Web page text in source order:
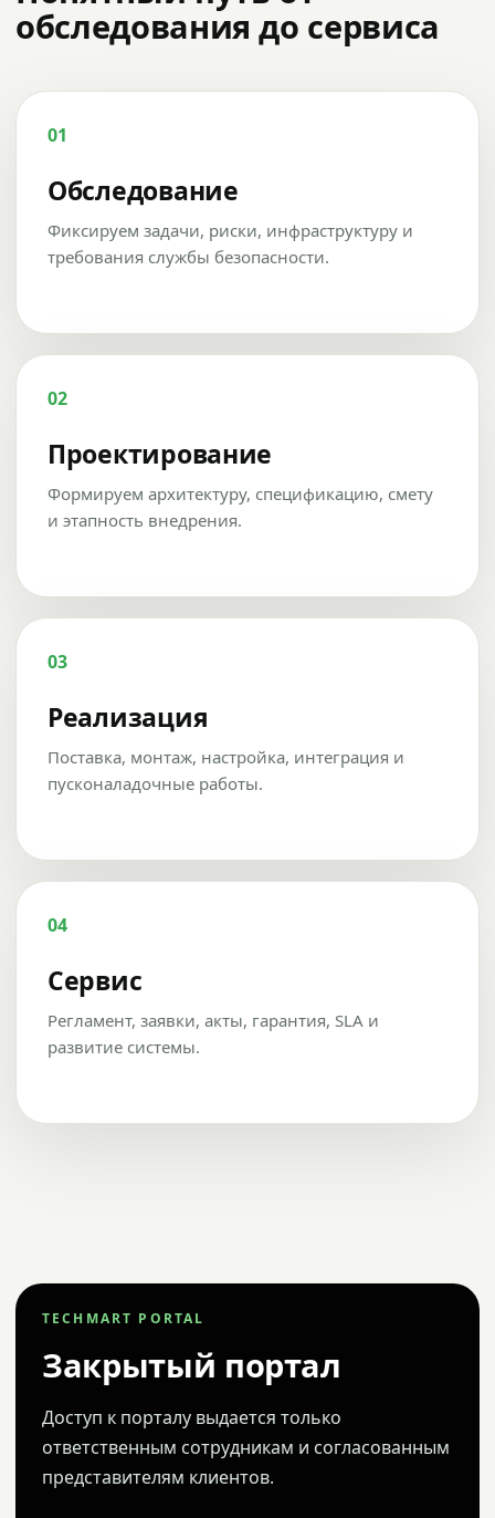
обследования до сервиса
01
Обследование
Фиксируем задачи, риски, инфраструктуру и
требования службы безопасности.
02
Проектирование
Формируем архитектуру, спецификацию, смету
и этапность внедрения.
03
Реализация
Поставка, монтаж, настройка, интеграция и
пусконаладочные работы.
04
Сервис
Регламент, заявки, акты, гарантия, SLA и
развитие системы.
TECHMART PORTAL
Закрытый портал
Доступ к порталу выдается только
ответственным сотрудникам и согласованным
представителям клиентов.